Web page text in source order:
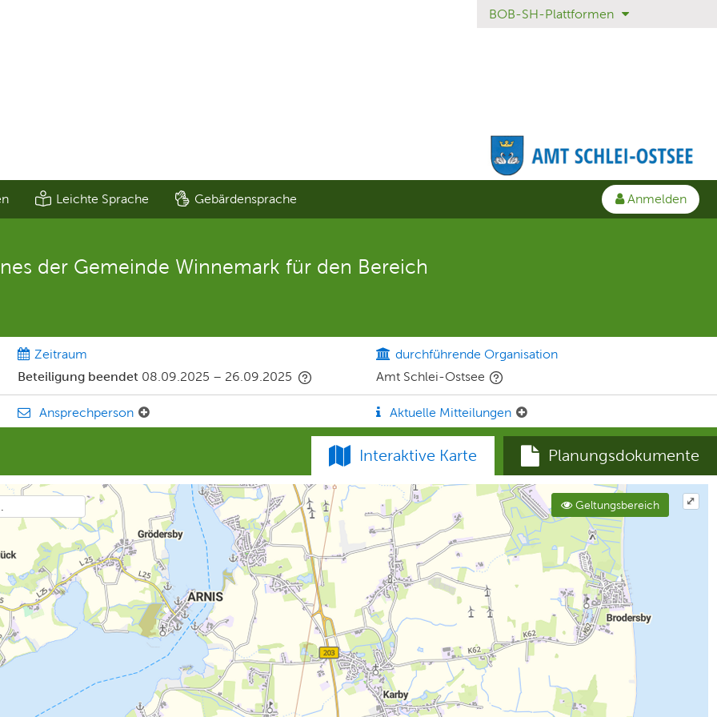
BOB-SH-Plattformen
Leichte Sprache Gebärdensprache
Anmelden
der Gemeinde Winnemark für den Bereich
Zeitraum
Beteiligung beendet 08.09.2025 – 26.09.2025
durchführende Organisation
Amt Schlei-Ostsee
Ansprechperson Aktuelle Mitteilungen
Interaktive Karte Planungsdokumente
Geltungsbereich ⤢